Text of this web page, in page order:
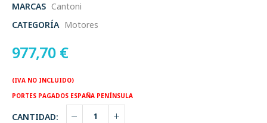
MARCAS Cantoni
CATEGORÍA Motores
977,70 €
(IVA NO INCLUIDO)
PORTES PAGADOS ESPAÑA PENÍNSULA
CANTIDAD: